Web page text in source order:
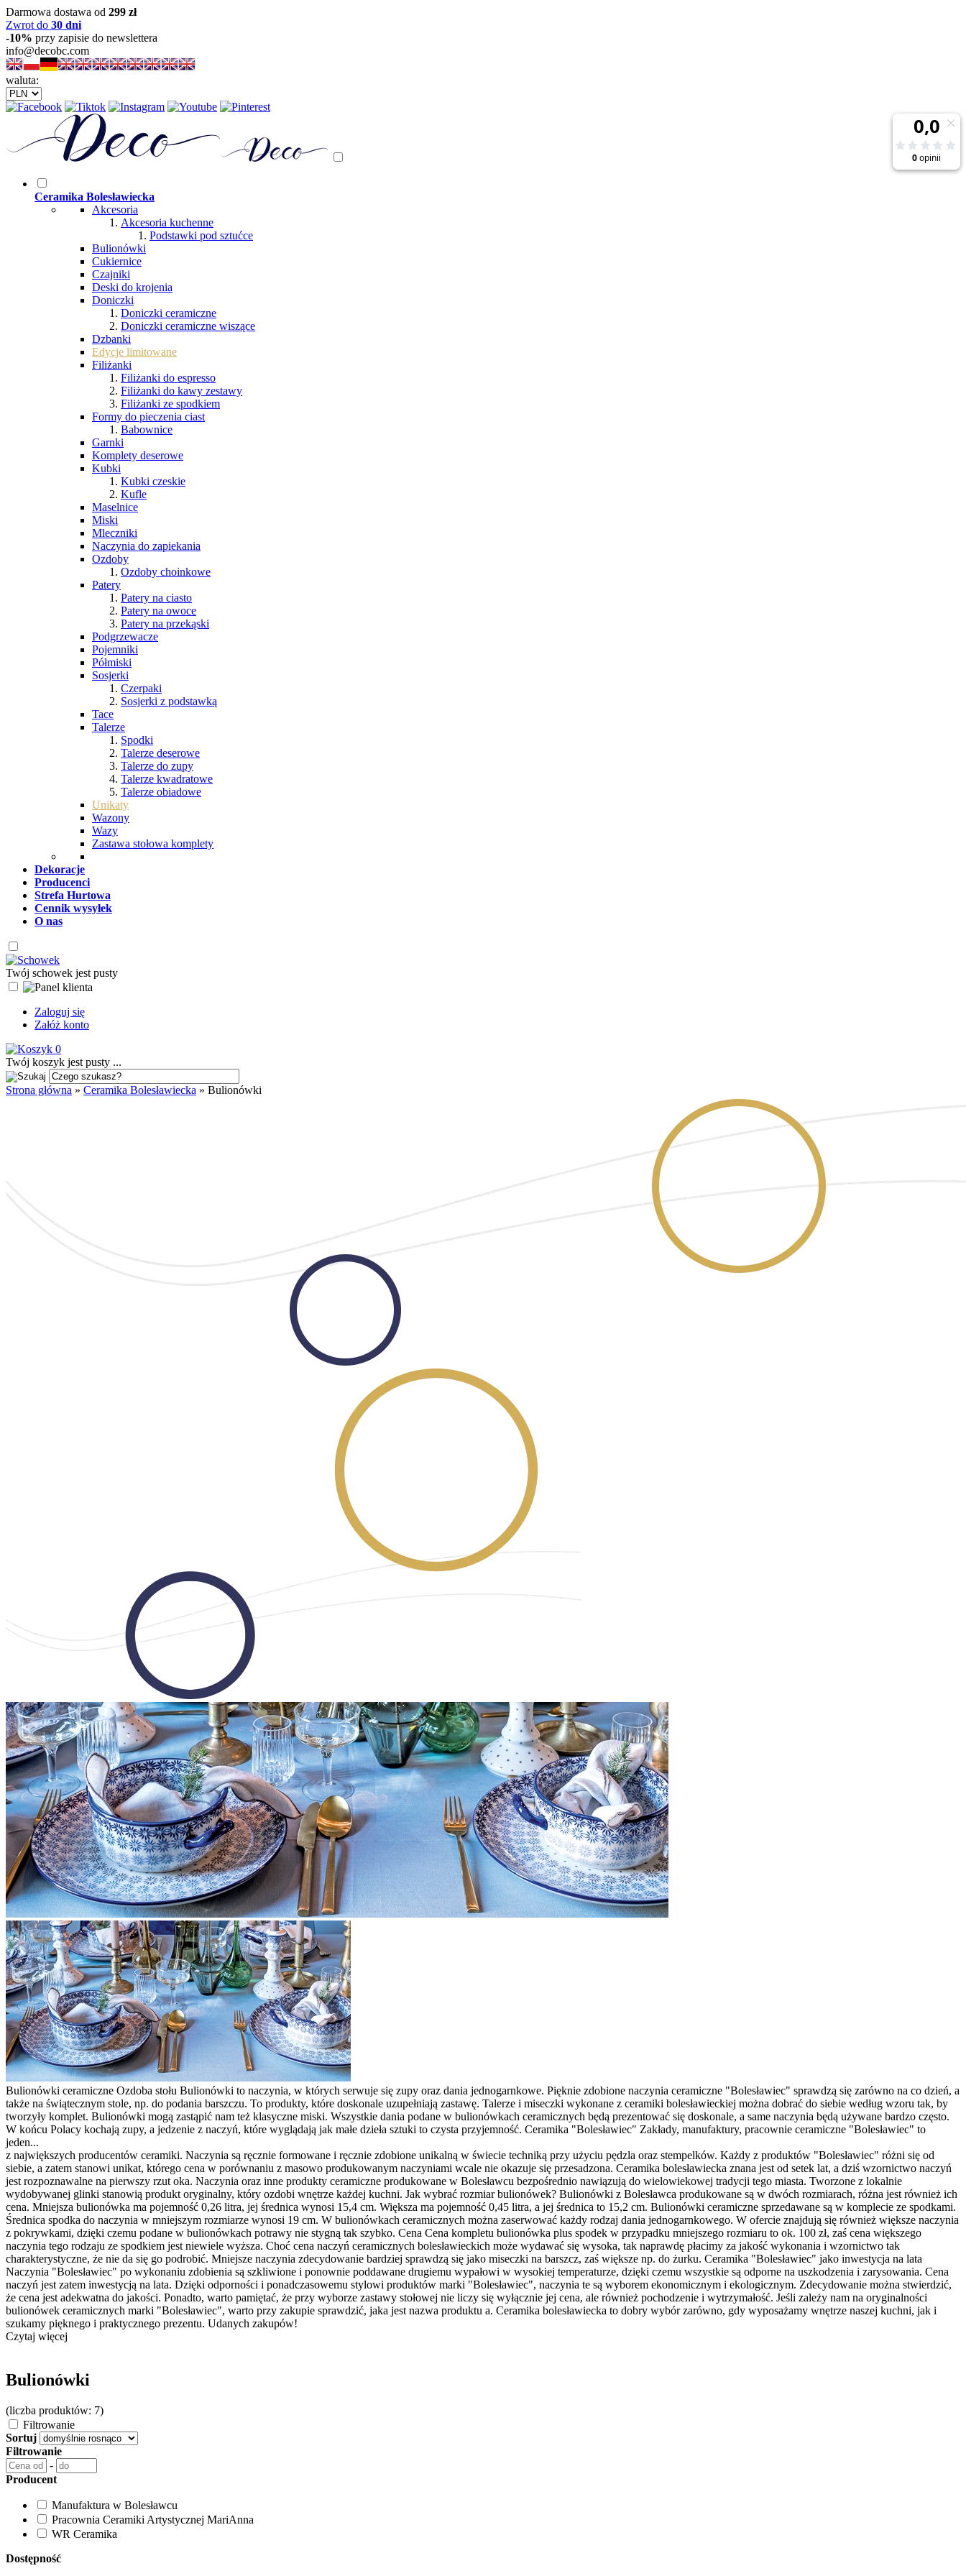
Darmowa dostawa od 299 zł
Zwrot do 30 dni
-10% przy zapisie do newslettera
info@decobc.com
waluta:
Ceramika Bolesławiecka
Akcesoria
Akcesoria kuchenne
Podstawki pod sztućce
Bulionówki
Cukiernice
Czajniki
Deski do krojenia
Doniczki
Doniczki ceramiczne
Doniczki ceramiczne wiszące
Dzbanki
Edycje limitowane
Filiżanki
Filiżanki do espresso
Filiżanki do kawy zestawy
Filiżanki ze spodkiem
Formy do pieczenia ciast
Babownice
Garnki
Komplety deserowe
Kubki
Kubki czeskie
Kufle
Maselnice
Miski
Mleczniki
Naczynia do zapiekania
Ozdoby
Ozdoby choinkowe
Patery
Patery na ciasto
Patery na owoce
Patery na przekąski
Podgrzewacze
Pojemniki
Półmiski
Sosjerki
Czerpaki
Sosjerki z podstawką
Tace
Talerze
Spodki
Talerze deserowe
Talerze do zupy
Talerze kwadratowe
Talerze obiadowe
Unikaty
Wazony
Wazy
Zastawa stołowa komplety
Dekoracje
Producenci
Strefa Hurtowa
Cennik wysyłek
O nas
Twój schowek jest pusty
Zaloguj się
Załóż konto
0
Twój koszyk jest pusty ...
Strona główna » Ceramika Bolesławiecka » Bulionówki
Bulionówki ceramiczne Ozdoba stołu Bulionówki to naczynia, w których serwuje się zupy oraz dania jednogarnkowe. Pięknie zdobione naczynia ceramiczne "Bolesławiec" sprawdzą się zarówno na co dzień, a
także na świątecznym stole, np. do podania barszczu. To produkty, które doskonale uzupełniają zastawę. Talerze i miseczki wykonane z ceramiki bolesławieckiej można dobrać do siebie według wzoru tak, by
tworzyły komplet. Bulionówki mogą zastąpić nam też klasyczne miski. Wszystkie dania podane w bulionówkach ceramicznych będą prezentować się doskonale, a same naczynia będą używane bardzo często.
W końcu Polacy kochają zupy, a jedzenie z naczyń, które wyglądają jak małe dzieła sztuki to czysta przyjemność. Ceramika "Bolesławiec" Zakłady, manufaktury, pracownie ceramiczne "Bolesławiec" to
jeden...
z największych producentów ceramiki. Naczynia są ręcznie formowane i ręcznie zdobione unikalną w świecie techniką przy użyciu pędzla oraz stempelków. Każdy z produktów "Bolesławiec" różni się od
siebie, a zatem stanowi unikat, którego cena w porównaniu z masowo produkowanym naczyniami wcale nie okazuje się przesadzona. Ceramika bolesławiecka znana jest od setek lat, a dziś wzornictwo naczyń
jest rozpoznawalne na pierwszy rzut oka. Naczynia oraz inne produkty ceramiczne produkowane w Bolesławcu bezpośrednio nawiązują do wielowiekowej tradycji tego miasta. Tworzone z lokalnie
wydobywanej glinki stanowią produkt oryginalny, który ozdobi wnętrze każdej kuchni. Jak wybrać rozmiar bulionówek? Bulionówki z Bolesławca produkowane są w dwóch rozmiarach, różna jest również ich
cena. Mniejsza bulionówka ma pojemność 0,26 litra, jej średnica wynosi 15,4 cm. Większa ma pojemność 0,45 litra, a jej średnica to 15,2 cm. Bulionówki ceramiczne sprzedawane są w komplecie ze spodkami.
Średnica spodka do naczynia w mniejszym rozmiarze wynosi 19 cm. W bulionówkach ceramicznych można zaserwować każdy rodzaj dania jednogarnkowego. W ofercie znajdują się również większe naczynia
z pokrywkami, dzięki czemu podane w bulionówkach potrawy nie stygną tak szybko. Cena Cena kompletu bulionówka plus spodek w przypadku mniejszego rozmiaru to ok. 100 zł, zaś cena większego
naczynia tego rodzaju ze spodkiem jest niewiele wyższa. Choć cena naczyń ceramicznych bolesławieckich może wydawać się wysoka, tak naprawdę płacimy za jakość wykonania i wzornictwo tak
charakterystyczne, że nie da się go podrobić. Mniejsze naczynia zdecydowanie bardziej sprawdzą się jako miseczki na barszcz, zaś większe np. do żurku. Ceramika "Bolesławiec" jako inwestycja na lata
Naczynia "Bolesławiec" po wykonaniu zdobienia są szkliwione i ponownie poddawane drugiemu wypałowi w wysokiej temperaturze, dzięki czemu wszystkie są odporne na uszkodzenia i zarysowania. Cena
naczyń jest zatem inwestycją na lata. Dzięki odporności i ponadczasowemu stylowi produktów marki "Bolesławiec", naczynia te są wyborem ekonomicznym i ekologicznym. Zdecydowanie można stwierdzić,
że cena jest adekwatna do jakości. Ponadto, warto pamiętać, że przy wyborze zastawy stołowej nie liczy się wyłącznie jej cena, ale również pochodzenie i wytrzymałość. Jeśli zależy nam na oryginalności
bulionówek ceramicznych marki "Bolesławiec", warto przy zakupie sprawdzić, jaka jest nazwa produktu a. Ceramika bolesławiecka to dobry wybór zarówno, gdy wyposażamy wnętrze naszej kuchni, jak i
szukamy pięknego i praktycznego prezentu. Udanych zakupów!
Czytaj więcej
Bulionówki
(liczba produktów: 7)
Filtrowanie
Sortuj
Filtrowanie
-
Producent
Manufaktura w Bolesławcu
Pracownia Ceramiki Artystycznej MariAnna
WR Ceramika
Dostępność